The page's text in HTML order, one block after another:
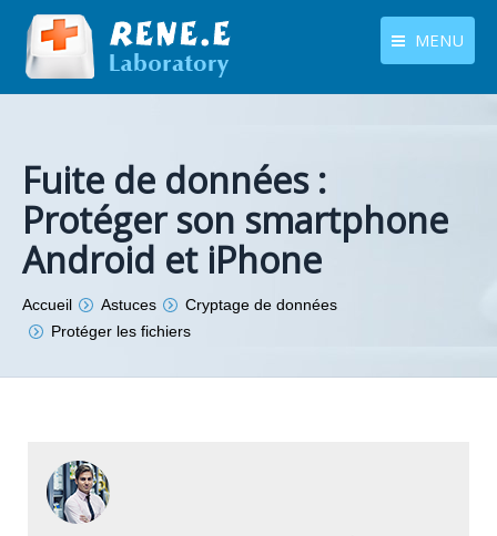
MENU
Centre de téléchargement
Boutique
Tutoriels
Contactez-nous
Fuite de données :
Protéger son smartphone
Android et iPhone
Vous êtes ici :
Accueil Astuces
Cryptage de données
Protéger les fichiers